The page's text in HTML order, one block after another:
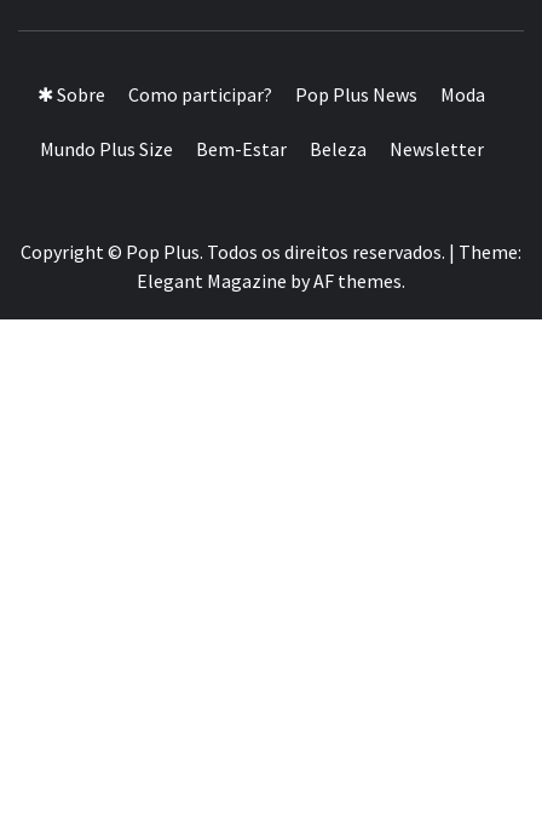
✱ Sobre Como participar? Pop Plus News Moda
Mundo Plus Size Bem-Estar Beleza Newsletter
Copyright © Pop Plus. Todos os direitos reservados. | Theme:
Elegant Magazine byAF themes.